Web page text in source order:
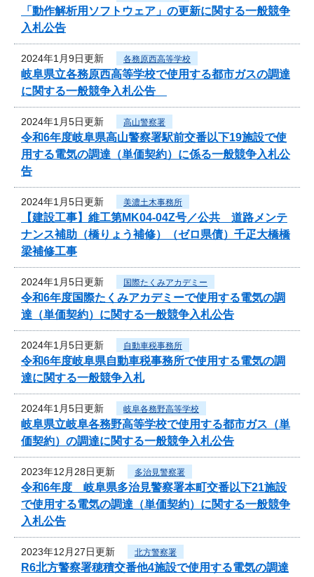
「動作解析用ソフトウェア」の更新に関する一般競争
入札公告
2024年1月9日更新 各務原西高等学校
岐阜県立各務原西高等学校で使用する都市ガスの調達
に関する一般競争入札公告
2024年1月5日更新 高山警察署
令和6年度岐阜県高山警察署駅前交番以下19施設で使
用する電気の調達（単価契約）に係る一般競争入札公
告
2024年1月5日更新 美濃土木事務所
【建設工事】維工第MK04-04Z号／公共 道路メンテ
ナンス補助（橋りょう補修）（ゼロ県債）千疋大橋橋
梁補修工事
2024年1月5日更新 国際たくみアカデミー
令和6年度国際たくみアカデミーで使用する電気の調
達（単価契約）に関する一般競争入札公告
2024年1月5日更新 自動車税事務所
令和6年度岐阜県自動車税事務所で使用する電気の調
達に関する一般競争入札
2024年1月5日更新 岐阜各務野高等学校
岐阜県立岐阜各務野高等学校で使用する都市ガス（単
価契約）の調達に関する一般競争入札公告
2023年12月28日更新 多治見警察署
令和6年度 岐阜県多治見警察署本町交番以下21施設
で使用する電気の調達（単価契約）に関する一般競争
入札公告
2023年12月27日更新 北方警察署
R6北方警察署穂積交番他4施設で使用する電気の調達